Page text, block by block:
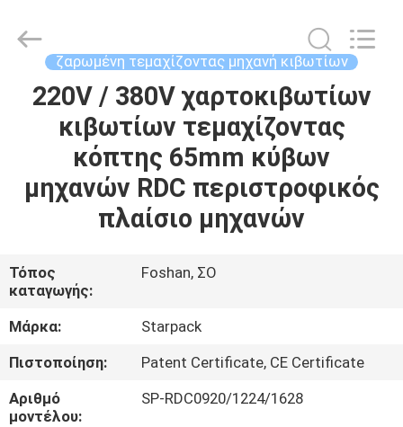
ΣΠΊΤΙ
ΠΡΟΪΌΝΤΑ
ΒΊΝΤΕΟ
ΠΕΡΊΠΟΥ
ΕΜΕΊΣ
ΓΎΡΟΣ
ΕΡΓΟΣΤΑΣΊΩΝ
Reserved.
ζαρωμένη τεμαχίζοντας μηχανή κιβωτίων
220V / 380V χαρτοκιβωτίων
κιβωτίων τεμαχίζοντας
κόπτης 65mm κύβων
μηχανών RDC περιστροφικός
πλαίσιο μηχανών
Τόπος
καταγωγής:
Foshan, ΣΟ
Μάρκα:
Starpack
Πιστοποίηση:
Patent Certificate, CE Certificate
Αριθμό
μοντέλου:
SP-RDC0920/1224/1628